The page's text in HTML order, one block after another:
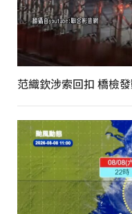
范織欽涉索回扣 橋檢